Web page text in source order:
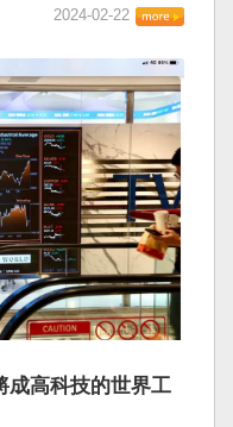
2024-02-22
成高科技的世界工